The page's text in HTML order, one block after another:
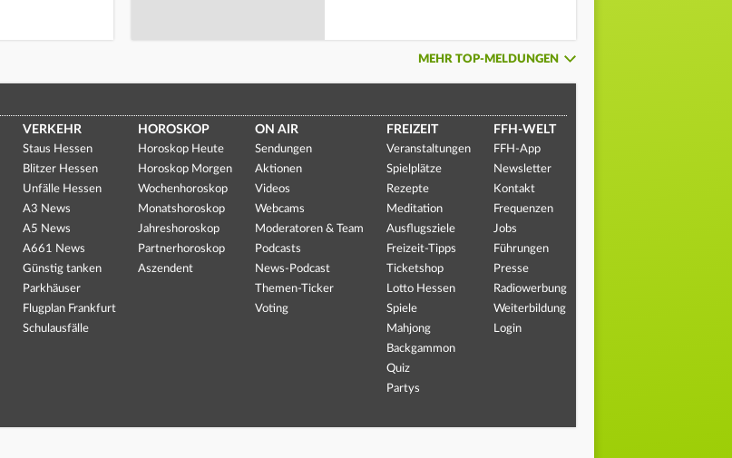
MEHR TOP-MELDUNGEN
VERKEHR
Staus Hessen
Blitzer Hessen
Unfälle Hessen
A3 News
A5 News
A661 News
Günstig tanken
Parkhäuser
Flugplan Frankfurt
Schulausfälle
HOROSKOP
Horoskop Heute
Horoskop Morgen
Wochenhoroskop
Monatshoroskop
Jahreshoroskop
Partnerhoroskop
Aszendent
ON AIR
Sendungen
Aktionen
Videos
Webcams
Moderatoren & Team
Podcasts
News-Podcast
Themen-Ticker
Voting
FREIZEIT
Veranstaltungen
Spielplätze
Rezepte
Meditation
Ausflugsziele
Freizeit-Tipps
Ticketshop
Lotto Hessen
Spiele
Mahjong
Backgammon
Quiz
Partys
FFH-WELT
FFH-App
Newsletter
Kontakt
Frequenzen
Jobs
Führungen
Presse
Radiowerbung
Weiterbildung
Login